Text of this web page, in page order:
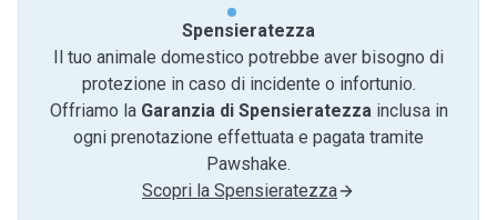
Spensieratezza
Il tuo animale domestico potrebbe aver bisogno di
protezione in caso di incidente o infortunio.
Offriamo la Garanzia di Spensieratezzainclusa in
ogni prenotazione effettuata e pagata tramite
Pawshake.
Scopri la Spensieratezza